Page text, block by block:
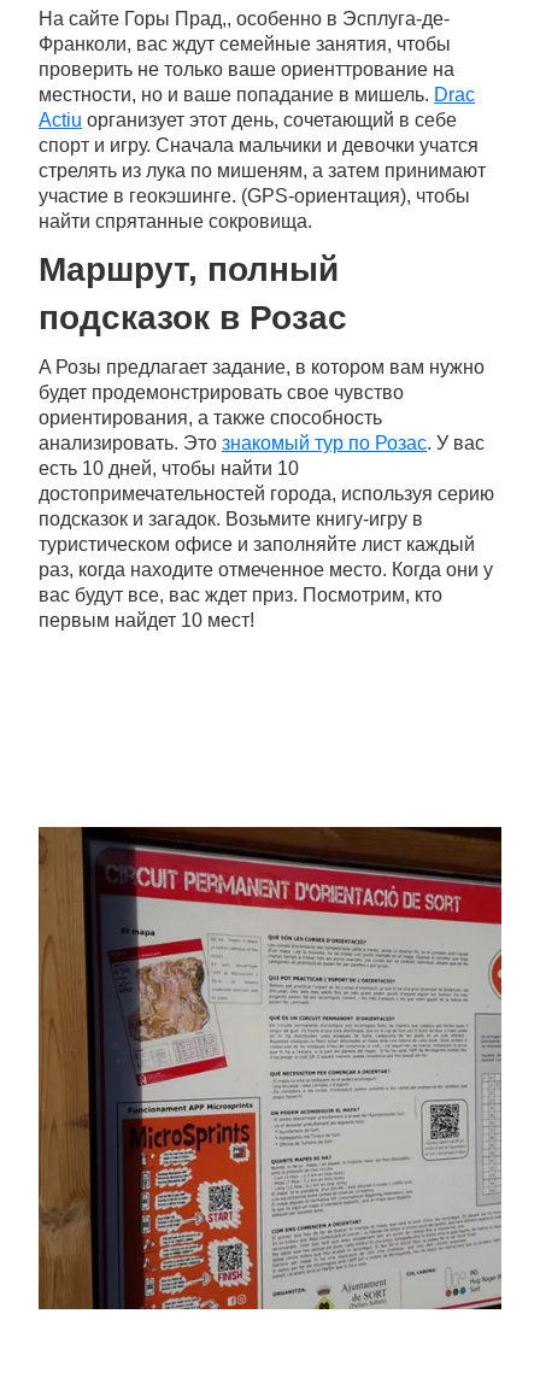
На сайте Горы Прад,, особенно в Эсплуга-де-
Франколи, вас ждут семейные занятия, чтобы
проверить не только ваше ориенттрование на
местности, но и ваше попадание в мишель. Drac
Actiu организует этот день, сочетающий в себе
спорт и игру. Сначала мальчики и девочки учатся
стрелять из лука по мишеням, а затем принимают
участие в геокэшинге. (GPS-ориентация), чтобы
найти спрятанные сокровища.
Маршрут, полный
подсказок в Розас
A Розы предлагает задание, в котором вам нужно
будет продемонстрировать свое чувство
ориентирования, а также способность
анализировать. Это знакомый тур по Розас. У вас
есть 10 дней, чтобы найти 10
достопримечательностей города, используя серию
подсказок и загадок. Возьмите книгу-игру в
туристическом офисе и заполняйте лист каждый
раз, когда находите отмеченное место. Когда они у
вас будут все, вас ждет приз. Посмотрим, кто
первым найдет 10 мест!